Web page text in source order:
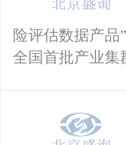
险评估数据产品
全国首批产业集